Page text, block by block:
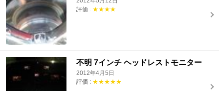
評価 : ★★★★
不明 7インチ ヘッドレストモニター
2012年4月5日
評価 : ★★★★★